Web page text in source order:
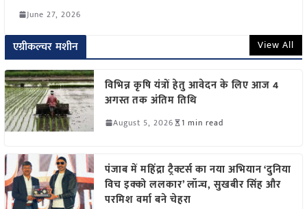
June 27, 2026
एग्रीकल्चर मशीन View All
विभिन्न कृषि यंत्रों हेतु आवेदन के लिए आज 4
अगस्त तक अंतिम तिथि
August 5, 2026 1 min read
पंजाब में महिंद्रा ट्रैक्टर्स का नया अभियान ‘दुनिया
विच इक्को ललकार’ लॉन्च, सुखबीर सिंह और
परमिश वर्मा बने चेहरा